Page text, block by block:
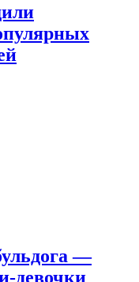
—
девочки